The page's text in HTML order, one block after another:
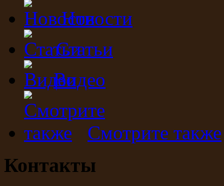
Новости
Статьи
Видео
Смотрите также
Контакты